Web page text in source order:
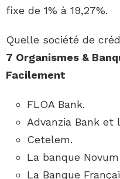
fixe de 1% à 19,27%.
Quelle société de
7 Organismes &
Facilement
FLOA Bank.
Advanzia Bank et
Cetelem.
La banque
La Banque